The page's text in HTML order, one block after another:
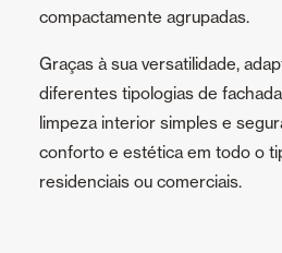
compactamente agrupadas.
Graças à sua versatilidade,
diferentes tipologias de
limpeza interior simples e
conforto e estética em todo o
residenciais ou comerciais.